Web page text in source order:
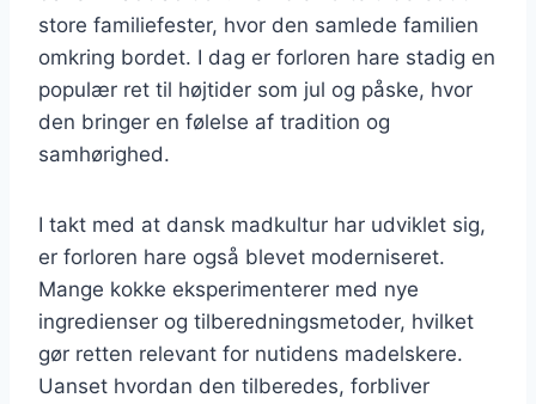
store familiefester, hvor den samlede familien
omkring bordet. I dag er forloren hare stadig en
populær ret til højtider som jul og påske, hvor
den bringer en følelse af tradition og
samhørighed.
I takt med at dansk madkultur har udviklet sig,
er forloren hare også blevet moderniseret.
Mange kokke eksperimenterer med nye
ingredienser og tilberedningsmetoder, hvilket
gør retten relevant for nutidens madelskere.
Uanset hvordan den tilberedes, forbliver